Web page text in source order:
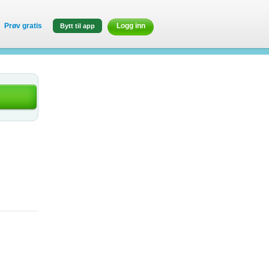
Prøv gratis Bytt til app Logg inn